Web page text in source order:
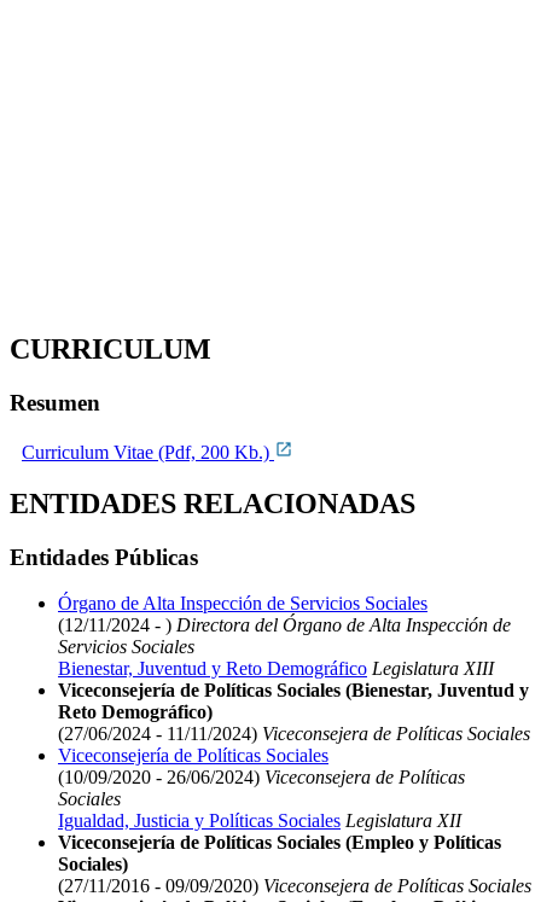
CURRICULUM
Resumen
Curriculum Vitae (Pdf, 200 Kb.)
ENTIDADES RELACIONADAS
Entidades Públicas
Órgano de Alta Inspección de Servicios Sociales
(12/11/2024 - ) Directora del Órgano de Alta Inspección de
Servicios Sociales
Bienestar, Juventud y Reto Demográfico Legislatura XIII
Viceconsejería de Políticas Sociales (Bienestar, Juventud y
Reto Demográfico)
(27/06/2024 - 11/11/2024) Viceconsejera de Políticas Sociales
Viceconsejería de Políticas Sociales
(10/09/2020 - 26/06/2024) Viceconsejera de Políticas
Sociales
Igualdad, Justicia y Políticas Sociales Legislatura XII
Viceconsejería de Políticas Sociales (Empleo y Políticas
Sociales)
(27/11/2016 - 09/09/2020) Viceconsejera de Políticas Sociales